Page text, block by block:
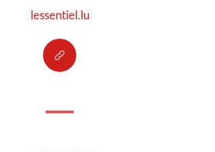
lessentiel.lu